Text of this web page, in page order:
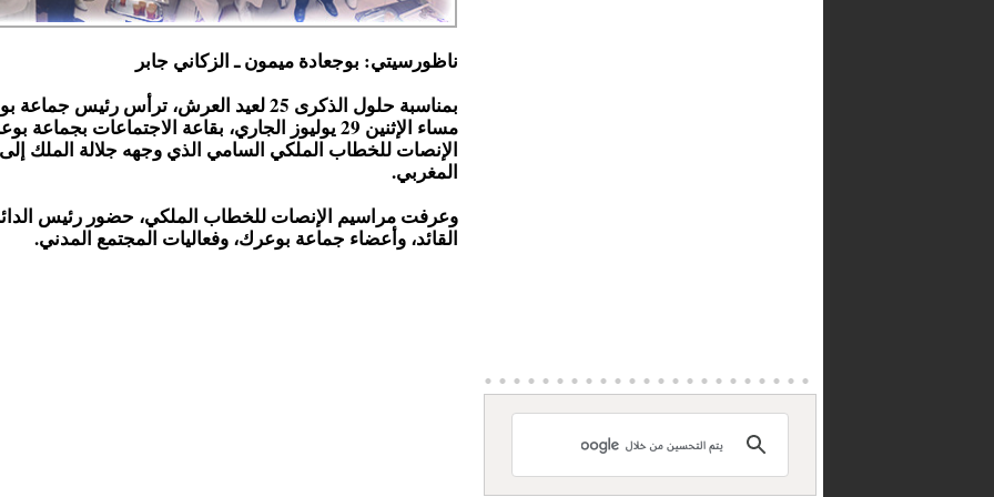
ناظورسيتي: بوجعادة ميمون ـ الزكاني جابر
بمناسبة حلول الذكرى 25 لعيد العرش، ترأس رئيس
مساء الإثنين 29 يوليوز الجاري، بقاعة الاجتماعات
الإنصات للخطاب الملكي السامي الذي وجهه جلالة الملك
المغربي.
وعرفت مراسيم الإنصات للخطاب الملكي، حضور رئيس
القائد، وأعضاء جماعة بوعرك، وفعاليات المجتمع المدني.